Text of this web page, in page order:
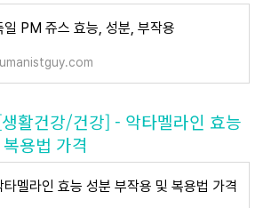
일 PM 쥬스 효능, 성분, 부작용
활건강/건강] - 악타멜라인 효능
용법 가격
타멜라인 효능 성분 부작용 및 복용법 가격